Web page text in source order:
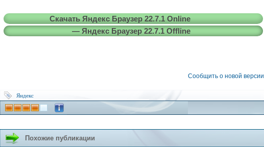
Скачать Яндекс Браузер 22.7.1 Online
— Яндекс Браузер 22.7.1 Offline
Сообщить о новой версии
Яндекс
Похожие публикации